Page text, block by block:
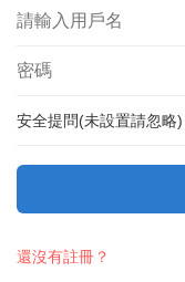
安全提問(未設置請忽略)
還沒有註冊？